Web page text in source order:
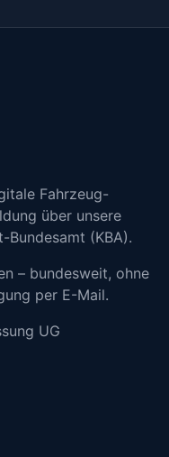
Fahrzeug-
über unsere
Bundesamt (KBA).
– bundesweit, ohne
per E-Mail.
UG